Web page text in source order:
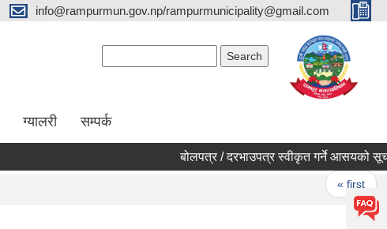
info@rampurmun.gov.np/rampurmunicipality@gmail.com
ग्यालरी सम्पर्क
बोलपत्र / दरभाउपत्र स्वीकृत गर्ने आसयको
« first